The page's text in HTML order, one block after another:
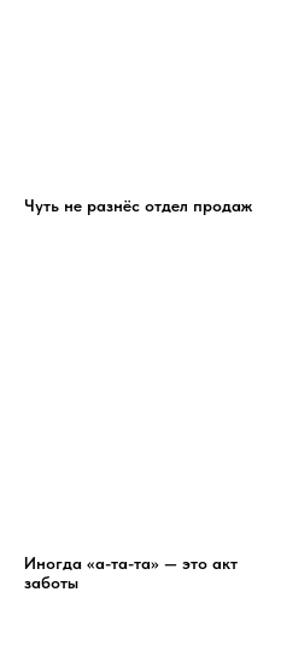
Чуть не разнёс отдел продаж
Иногда «а-та-та» — это акт
заботы